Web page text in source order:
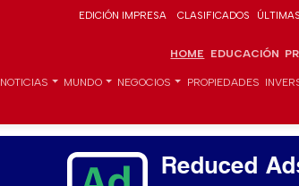
EDICIÓN IMPRESA CLASIFICADOS ÚLTIMAS
HOME EDUCACIÓN
NOTICIAS MUNDO NEGOCIOS PROPIEDADES
Reduced